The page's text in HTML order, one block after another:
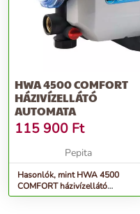
HWA 4500 COMFORT
HÁZIVÍZELLÁTÓ
AUTOMATA
115 900 Ft
Pepita
Hasonlók, mint HWA 4500
COMFORT házivízellátó
automata